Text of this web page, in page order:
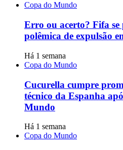
Copa do Mundo
Erro ou acerto? Fifa
polêmica de expulsão
Há 1 semana
Copa do Mundo
Cucurella cumpre
técnico da Espanha
Mundo
Há 1 semana
Copa do Mundo